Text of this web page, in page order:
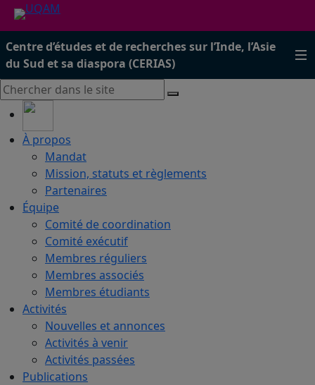
Centre d’études et de recherches sur l’Inde, l’Asie
du Sud et sa diaspora (CERIAS)
À propos
Mandat
Mission, statuts et règlements
Partenaires
Équipe
Comité de coordination
Comité exécutif
Membres réguliers
Membres associés
Membres étudiants
Activités
Nouvelles et annonces
Activités à venir
Activités passées
Publications